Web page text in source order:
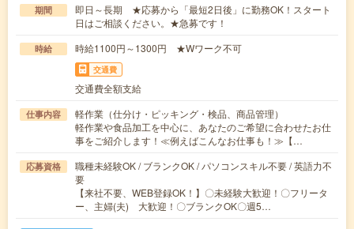
期間
即日～長期 ★応募から「最短2日後」に勤務OK！スタート
日はご相談ください。★急募です！
時給 時給1100円～1300円 ★Wワーク不可
交通費
交通費全額支給
仕事内容
軽作業（仕分け・ピッキング・検品、商品管理）
軽作業や食品加工を中心に、あなたのご希望に合わせたお仕
事をご紹介します！≪例えばこんなお仕事も！≫【…
応募資格
職種未経験OK / ブランクOK / パソコンスキル不要 / 英語力不
要
【来社不要、WEB登録OK！】〇未経験大歓迎！〇フリータ
ー、主婦(夫) 大歓迎！〇ブランクOK〇週5…